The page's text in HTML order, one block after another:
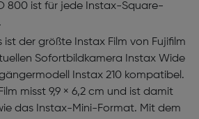
800 ist für jede Instax-Square-
ist der größte Instax Film von Fujifilm
Sofortbildkamera Instax Wide
Instax 210 kompatibel.
misst 9,9 × 6,2 cm und ist damit
das Instax-Mini-Format. Mit dem